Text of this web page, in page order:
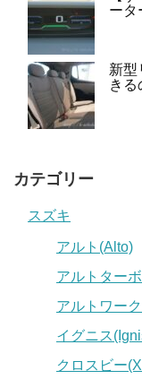
ータ
新型
きる
カテゴリー
スズキ
アルト(Alto)
アルトター
アルトワー
イグニス
クロスビー